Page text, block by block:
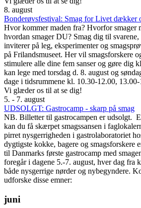
8. august
Bonderøvsfestival: Smag for Livet dækker
Hvor kommer maden fra? Hvorfor smager
hvordan smager DU? Smag dig til
inviterer på leg, eksperimenter og
på Frilandsmuseet. Her vil smagsforskere
stimulere alle dine fem sanser og gøre dig
kan lege med torsdag d. 8. august og
dage i tidsrummene kl. 10.30-12.00,
Vi glæder os til at se dig!
5. - 7. august
UDSOLGT: Gastrocamp - skarp på smag
NB. Billetter til gastrocampen er udsolgt.
kan du få skærpet smagssansen i
pirret nysgerrigheden i gastrolaboratoriet
dygtigste kokke, bagere og smagsforskere
til Danmarks første gastrocamp med
foregår i dagene 5.-7. august, hver dag fra
både nysgerrige nørder og nybegyndere.
udforske disse emner:
juni